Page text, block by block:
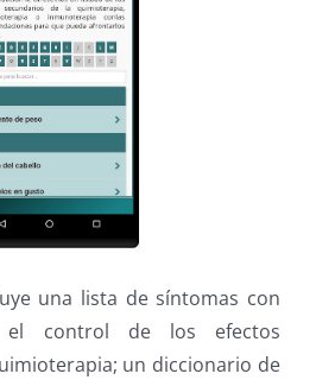
una lista de síntomas con
el control de los efectos
un diccionario de